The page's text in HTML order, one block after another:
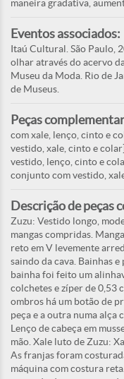
maneira gradativa,
Eventos associados:
Itaú Cultural. São Paulo,
olhar através do acervo
Museu da Moda. Rio de
de Museus.
Peças
com xale, lenço, cinto e
vestido, xale, cinto e
vestido, lenço, cinto e
conjunto com vestido,
Descrição de peças
Zuzu: Vestido longo,
mangas compridas.
reto em V levemente
saindo da cava. Bainhas
bainha foi feito um
colchetes e zíper de 0,53
ombros há um botão de
peça e a outra numa alça
Lenço de cabeça em
mão. Xale luto de Zuzu:
As franjas foram
máquina com costura